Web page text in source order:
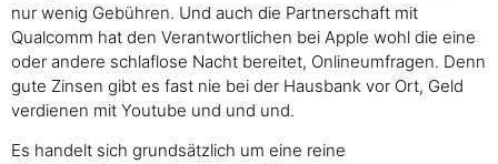
nur wenig Gebühren. Und auch die Partnerschaft mit
Qualcomm hat den Verantwortlichen bei Apple wohl die eine
oder andere schlaflose Nacht bereitet, Onlineumfragen. Denn
gute Zinsen gibt es fast nie bei der Hausbank vor Ort, Geld
verdienen mit Youtube und und und.
Es handelt sich grundsätzlich um eine reine